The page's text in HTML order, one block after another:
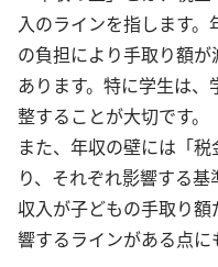
入のラインを指します
の負担により手取り額
あります。特に学生は
整することが大切です。
また、年収の壁には「
り、それぞれ影響する
収入が子どもの手取り
響するラインがある点に